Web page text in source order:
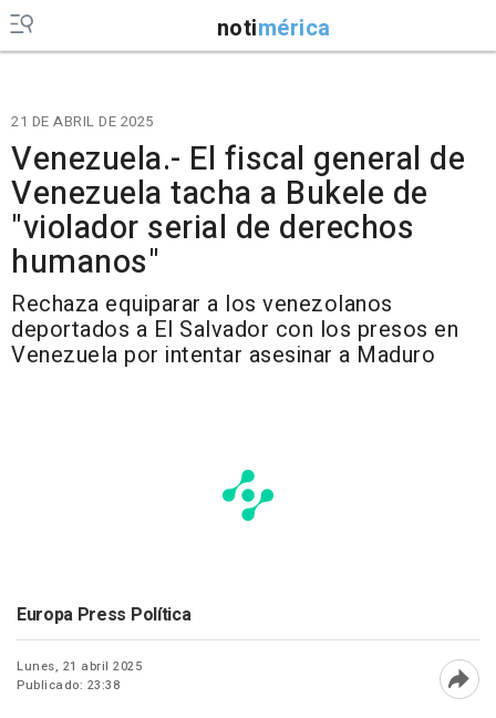
notimérica
21 DE ABRIL DE 2025
Venezuela.- El fiscal general de
Venezuela tacha a Bukele de
"violador serial de derechos
humanos"
Rechaza equiparar a los venezolanos
deportados a El Salvador con los presos en
Venezuela por intentar asesinar a Maduro
Europa Press Política
Lunes, 21 abril 2025
Publicado: 23:38